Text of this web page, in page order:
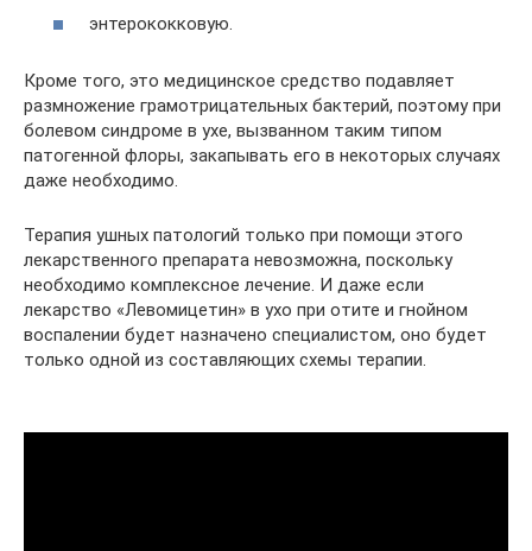
энтерококковую.
Кроме того, это медицинское средство подавляет
размножение грамотрицательных бактерий, поэтому при
болевом синдроме в ухе, вызванном таким типом
патогенной флоры, закапывать его в некоторых случаях
даже необходимо.
Терапия ушных патологий только при помощи этого
лекарственного препарата невозможна, поскольку
необходимо комплексное лечение. И даже если
лекарство «Левомицетин» в ухо при отите и гнойном
воспалении будет назначено специалистом, оно будет
только одной из составляющих схемы терапии.